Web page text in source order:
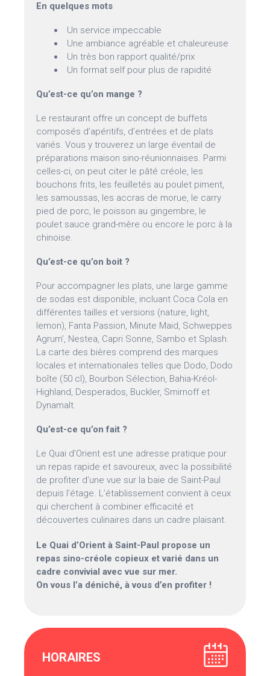
En quelques mots
Un service impeccable
Une ambiance agréable et chaleureuse
Un très bon rapport qualité/prix
Un format self pour plus de rapidité
Qu’est-ce qu’on mange ?
Le restaurant offre un concept de buffets
composés d’apéritifs, d’entrées et de plats
variés. Vous y trouverez un large éventail de
préparations maison sino-réunionnaises. Parmi
celles-ci, on peut citer le pâté créole, les
bouchons frits, les feuilletés au poulet piment,
les samoussas, les accras de morue, le carry
pied de porc, le poisson au gingembre, le
poulet sauce grand-mère ou encore le porc à la
chinoise.
Qu’est-ce qu’on boit ?
Pour accompagner les plats, une large gamme
de sodas est disponible, incluant Coca Cola en
différentes tailles et versions (nature, light,
lemon), Fanta Passion, Minute Maid, Schweppes
Agrum’, Nestea, Capri Sonne, Sambo et Splash.
La carte des bières comprend des marques
locales et internationales telles que Dodo, Dodo
boîte (50 cl), Bourbon Sélection, Bahia-Kréol-
Highland, Desperados, Buckler, Smirnoff et
Dynamalt.
Qu’est-ce qu’on fait ?
Le Quai d’Orient est une adresse pratique pour
un repas rapide et savoureux, avec la possibilité
de profiter d’une vue sur la baie de Saint-Paul
depuis l’étage. L’établissement convient à ceux
qui cherchent à combiner efficacité et
découvertes culinaires dans un cadre plaisant.
Le Quai d’Orient à Saint-Paul propose un
repas sino-créole copieux et varié dans un
cadre convivial avec vue sur mer.
On vous l’a déniché, à vous d’en profiter !
HORAIRES